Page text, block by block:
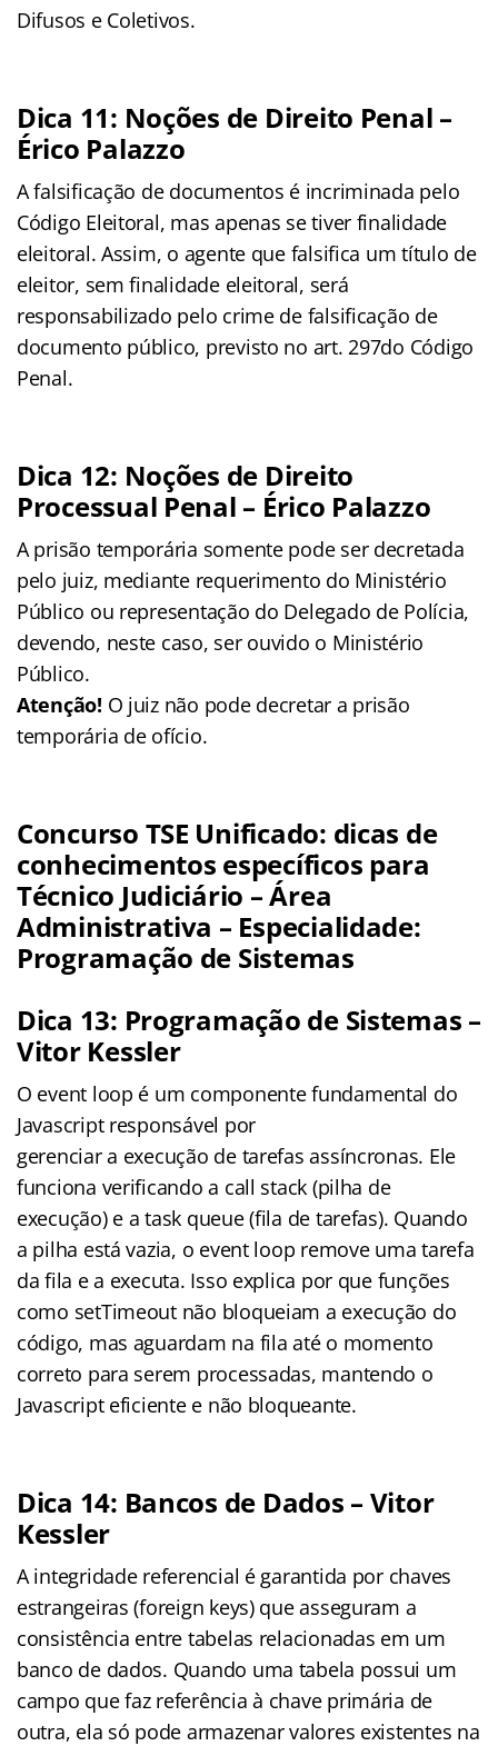
Difusos e Coletivos.
Dica 11: Noções de Direito Penal –
Érico Palazzo
A falsificação de documentos é incriminada pelo
Código Eleitoral, mas apenas se tiver finalidade
eleitoral. Assim, o agente que falsifica um título de
eleitor, sem finalidade eleitoral, será
responsabilizado pelo crime de falsificação de
documento público, previsto no art. 297do Código
Penal.
Dica 12: Noções de Direito
Processual Penal – Érico Palazzo
A prisão temporária somente pode ser decretada
pelo juiz, mediante requerimento do Ministério
Público ou representação do Delegado de Polícia,
devendo, neste caso, ser ouvido o Ministério
Público.
Atenção! O juiz não pode decretar a prisão
temporária de ofício.
Concurso TSE Unificado: dicas de
conhecimentos específicos para
Técnico Judiciário – Área
Administrativa – Especialidade:
Programação de Sistemas
Dica 13: Programação de Sistemas –
Vitor Kessler
O event loop é um componente fundamental do
Javascript responsável por
gerenciar a execução de tarefas assíncronas. Ele
funciona verificando a call stack (pilha de
execução) e a task queue (fila de tarefas). Quando
a pilha está vazia, o event loop remove uma tarefa
da fila e a executa. Isso explica por que funções
como setTimeout não bloqueiam a execução do
código, mas aguardam na fila até o momento
correto para serem processadas, mantendo o
Javascript eficiente e não bloqueante.
Dica 14: Bancos de Dados – Vitor
Kessler
A integridade referencial é garantida por chaves
estrangeiras (foreign keys) que asseguram a
consistência entre tabelas relacionadas em um
banco de dados. Quando uma tabela possui um
campo que faz referência à chave primária de
outra, ela só pode armazenar valores existentes na